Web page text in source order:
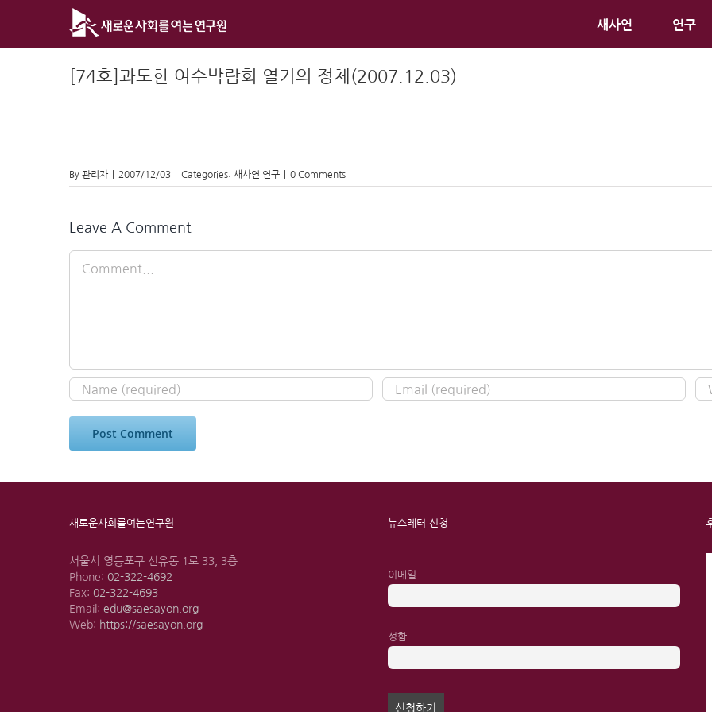
새사연 연구
[74호]과도한 여수박람회 열기의 정체(2007.12.03)
By 관리자 2007/12/03 Categories: 새사연 연구 0 Comments
Leave A Comment
새로운사회를여는연구원
서울시 영등포구 선유동 1로 33, 3층
Phone: 02-322-4692
Fax: 02-322-4693
Email: edu@saesayon.org
Web: https://saesayon.org
뉴스레터 신청
이메일
성함